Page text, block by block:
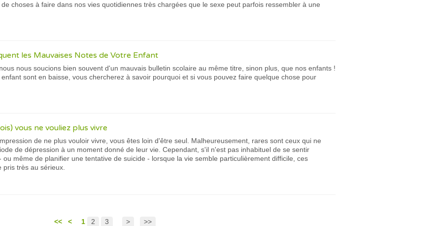
choses à faire dans nos vies quotidiennes très chargées que le sexe peut parfois ressembler à une
les Mauvaises Notes de Votre Enfant
nous soucions bien souvent d'un mauvais bulletin scolaire au même titre, sinon plus, que nos enfants !
sont en baisse, vous chercherez à savoir pourquoi et si vous pouvez faire quelque chose pour
vous ne vouliez plus vivre
de ne plus vouloir vivre, vous êtes loin d'être seul. Malheureusement, rares sont ceux qui ne
de dépression à un moment donné de leur vie. Cependant, s'il n'est pas inhabituel de se sentir
ou même de planifier une tentative de suicide - lorsque la vie semble particulièrement difficile, ces
très au sérieux.
<< < 1 2 3 > >>